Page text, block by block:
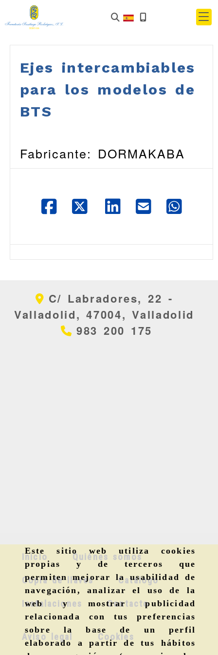
Este sitio web utiliza cookies
propias y de terceros que
permiten mejorar la usabilidad de
navegación, analizar el uso de la
web y mostrar publicidad
relacionada con tus preferencias
sobre la base de un perfil
elaborado a partir de tus hábitos
Ejes intercambiables
para los modelos de
BTS
Fabricante: DORMAKABA
C/ Labradores, 22 -
Valladolid,47004,Valladolid
983 200 175
Inicio Quiénes somos
Copia de llaves Catálogo
Instalaciones Contacto
Aviso legal Cookies